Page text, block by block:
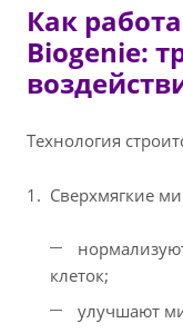
Как
Biogenie:
Технология
Сверхмягкие
клеток;
улучшают